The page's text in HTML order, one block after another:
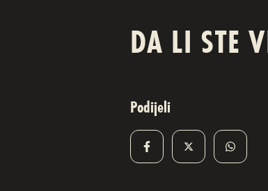
DA LI STE
Podijeli